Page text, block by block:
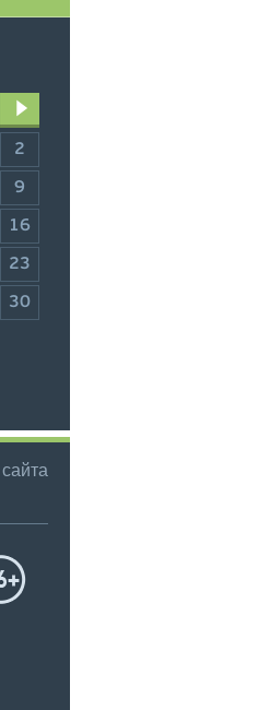
2
9
16
23
30